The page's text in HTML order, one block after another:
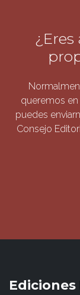
queremos
puedes
Consejo